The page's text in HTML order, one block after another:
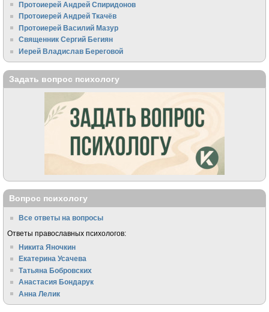
Протоиерей Андрей Спиридонов
Протоиерей Андрей Ткачёв
Протоиерей Василий Мазур
Священник Сергий Бегиян
Иерей Владислав Береговой
Задать вопрос психологу
Вопрос психологу
Все ответы на вопросы
Ответы православных психологов:
Никита Яночкин
Екатерина Усачева
Татьяна Бобровских
Анастасия Бондарук
Анна Лелик